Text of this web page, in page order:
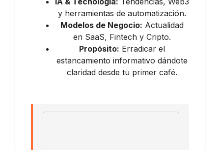
y herramientas de automatización.
Modelos de Negocio: Actualidad
en SaaS, Fintech y Cripto.
Propósito: Erradicar el
estancamiento informativo dándote
claridad desde tu primer café.